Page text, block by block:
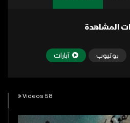
المشاهدة
يوتيوب آبارات
58 Videos